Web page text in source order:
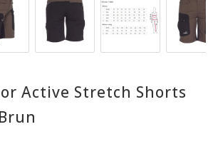
Active Stretch Shorts